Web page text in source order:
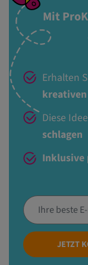
Mit
Erhalten
Diese
schlagen
Inklusive
JETZT